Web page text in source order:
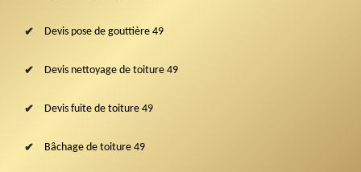
Devis pose de gouttière 49
Devis nettoyage de toiture 49
Devis fuite de toiture 49
Bâchage de toiture 49